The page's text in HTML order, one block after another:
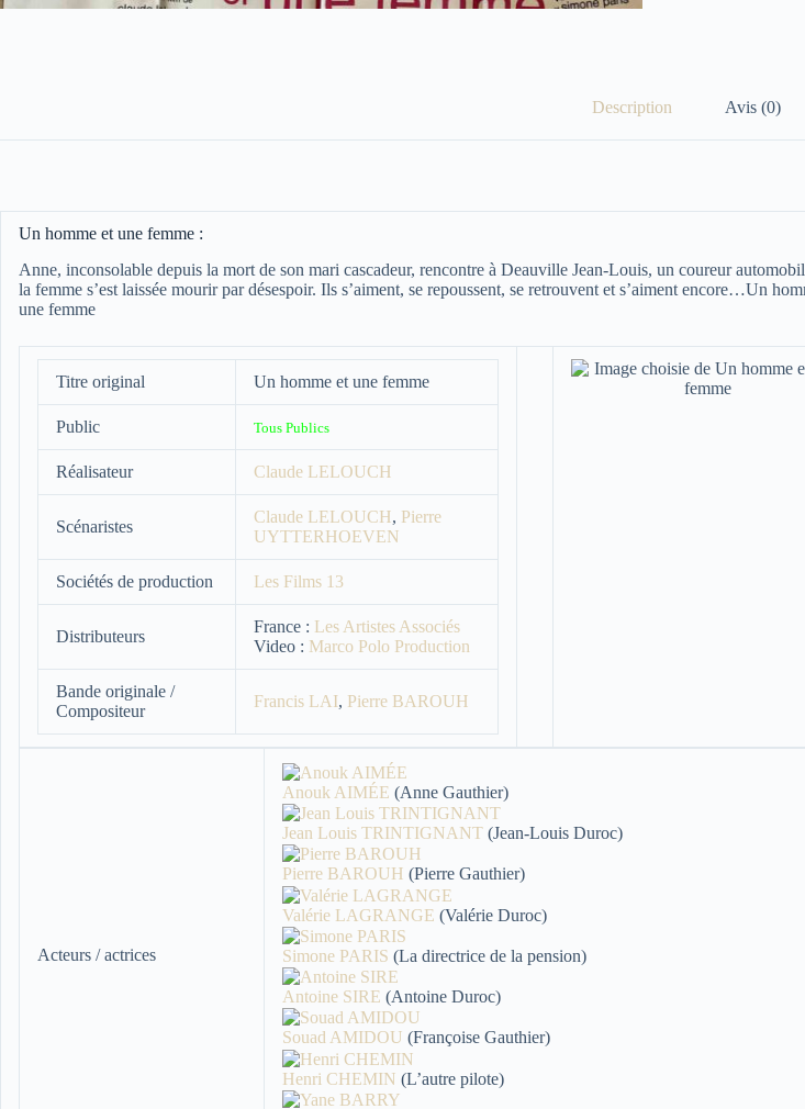
Description Avis (0)
Un homme et une femme :
Anne, inconsolable depuis la mort de son mari cascadeur, rencontre à Deauville Jean-Louis, un coureur
la femme s’est laissée mourir par désespoir. Ils s’aiment, se repoussent, se retrouvent et s’aiment encore…Un
une femme
Titre original Un homme et une femme
Public Tous Publics
Réalisateur Claude LELOUCH
Scénaristes
Claude LELOUCH, Pierre
UYTTERHOEVEN
Sociétés de production Les Films 13
Distributeurs
France : Les Artistes Associés
Video : Marco Polo Production
Bande originale /
Compositeur
Francis LAI, Pierre BAROUH
Acteurs / actrices
Anouk AIMÉE (Anne Gauthier)
Jean Louis TRINTIGNANT (Jean-Louis Duroc)
Pierre BAROUH (Pierre Gauthier)
Valérie LAGRANGE (Valérie Duroc)
Simone PARIS (La directrice de la pension)
Antoine SIRE (Antoine Duroc)
Souad AMIDOU (Françoise Gauthier)
Henri CHEMIN (L’autre pilote)